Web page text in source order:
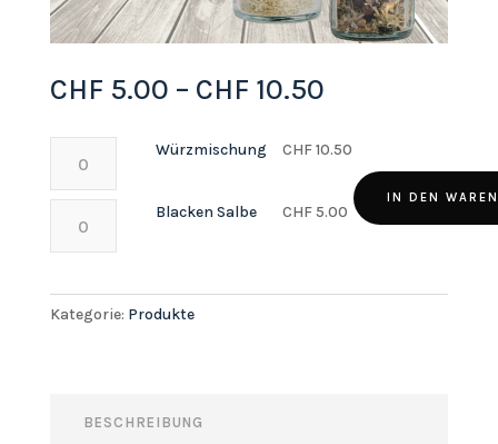
CHF 5.00 – CHF 10.50Preisspanne:
bis
CHF 10.50
Würzmischung
Menge
Würzmischung CHF10.50
Salbe
Blacken Salbe CHF5.00
IN DEN
Kategorie: Produkte
BESCHREIBUNG